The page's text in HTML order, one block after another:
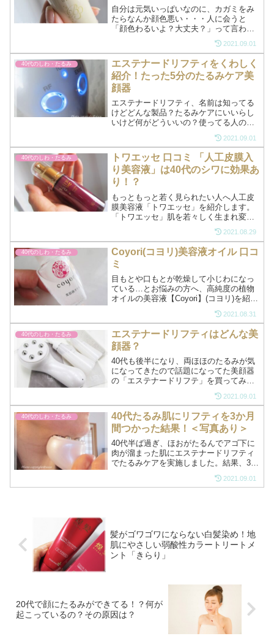
自分は元気いっぱいなのに、カガミをみ
たらなんか顔色悪い・・・人に会うと
「顔色わるいよ？大丈夫？」って言われ
る・・・もしかしてそれ、顔の肌の血行
がよくないのかも！？「冷え顔」ってい
って、肌の中の血管の血のめぐりが悪い
と、顔色が悪くみえるんです...
2021.09.01
40代のしわ・たるみ
エステナードリフティをくわしく
紹介！たった5分のたるみケア美
顔器
エステナードリフティ、名前は知ってる
けどどんな製品？たるみケアにいいらし
いけど何がどういいの？使ってる人の感
想は？ほんとにたるみに効果ある？そん
な方に向けて、エステナードリフティの
あれこれを紹介します。40代以上で肌の
たるみ、目から下の顔半...
2021.09.01
40代のしわ・たるみ
トワエッセ 口コミ 「人工皮膜入
り美容液」は40代のシワに効果あ
り！？
もっともっと若く見られたい人へ人工皮
膜美容液「トワエッセ」を紹介します。
「トワエッセ」肌を若々しく生まれ変わ
らせる108種類もの美容成分を配合したア
ンチエイジング美容液です。シミ・し
わ・くすみ・たるみ・毛穴など年齢肌の
お悩みすべて‥‥..
2021.08.29
40代のしわ・たるみ
Coyori(コヨリ)美容液オイル 口コ
ミ
目もとや口もとが乾燥して小じわになっ
ている…とお悩みの方へ、高純度の植物
オイルの美容液【Coyori】(コヨリ)を紹介
します。コヨリは第三者機関による「シ
ワ効能評価」試験で「乾燥小じわを目立
たなくする効能評価」が確認されたお墨
付きの優良なオイルです。くわしく
は........
2021.08.31
40代のしわ・たるみ
エステナードリフティはどんな美
顔器？
40代も後半になり、両ほほのたるみが気
になってきたので話題になってた美顔器
の「エステナードリフテ」を買ってみま
した。美顔器つかってももう遅いか
な・・・と思ってダメ元で使い始めまし
たが、結果なにもやらないよりはいいか
もしれないって思っています...
2021.09.01
40代のしわ・たるみ
40代たるみ肌にリフティを3か月
間つかった結果！＜写真あり＞
40代半ば過ぎ、ほおがたるんでアゴ下に
肉が溜まった肌にエステナードリフティ
でたるみケアを実施しました。結果、3か
て分かるくらいアゴのラインがシャープ
2021.09.01
髪がゴワゴワにならない白髪染め！地
肌にやさしい弱酸性カラートリートメ
ント「きらり」
20代で顔にたるみができてる！？何が
起こっているの？その原因は？